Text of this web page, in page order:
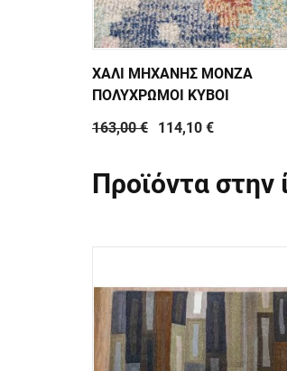
ΧΑΛΙ ΜΗΧΑΝΗΣ MONZA
ΠΟΛΥΧΡΩΜΟΙ ΚΥΒΟΙ
163,00 €
114,10 €
Προϊόντα στην